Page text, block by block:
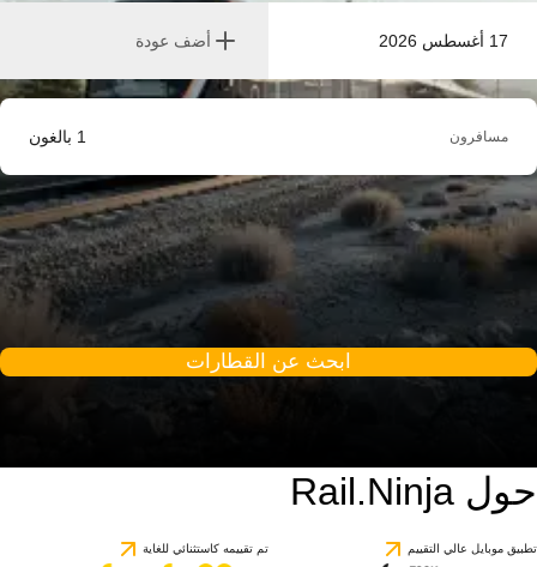
17 أغسطس 2026 أضف عودة
مسافرون 1 بالغون
ابحث عن القطارات
حول Rail.Ninja
تطبيق موبايل عالي التقييم تم تقييمه كاستثنائي للغاية